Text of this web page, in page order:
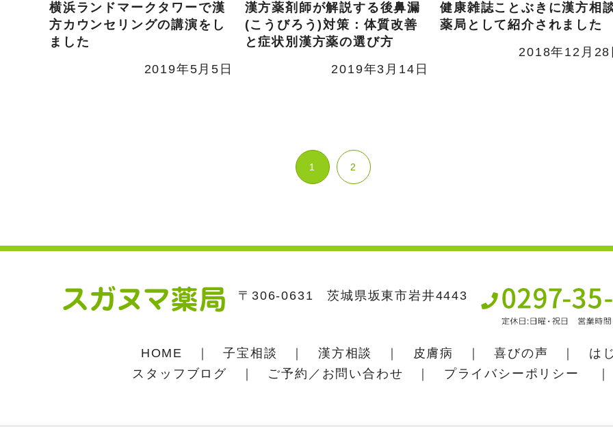
横浜ランドマークタワーで漢
方カウンセリングの講演をし
ました
2019年5月5日
漢方薬剤師が解説する後鼻漏
(こうびろう)対策：体質改善
と症状別漢方薬の選び方
2019年3月14日
健康雑誌ことぶきに漢方相
薬局として紹介されました
2018年12月28
1 2
〒306-0631 茨城県坂東市岩井4443
HOME ｜子宝相談 漢方相談 皮膚病 ｜喜びの声
は
スタッフブログ
ご予約／お問い合わせ プライバシーポリシー